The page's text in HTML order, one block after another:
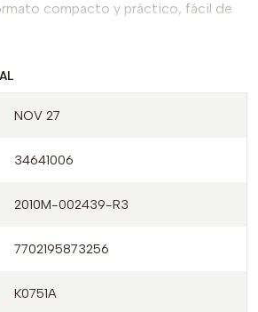
compacto y práctico, fácil de
líquida, envase 60 ml.
INVIMA 2020M-002449-R4.
y las indicaciones del fabricante o
NOV 27
34641006
2010M-002439-R3
7702195873256
K0751A